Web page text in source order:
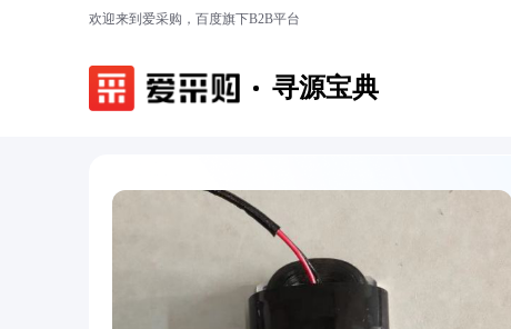
欢迎来到爱采购，百度旗下B2B平台
寻源宝典